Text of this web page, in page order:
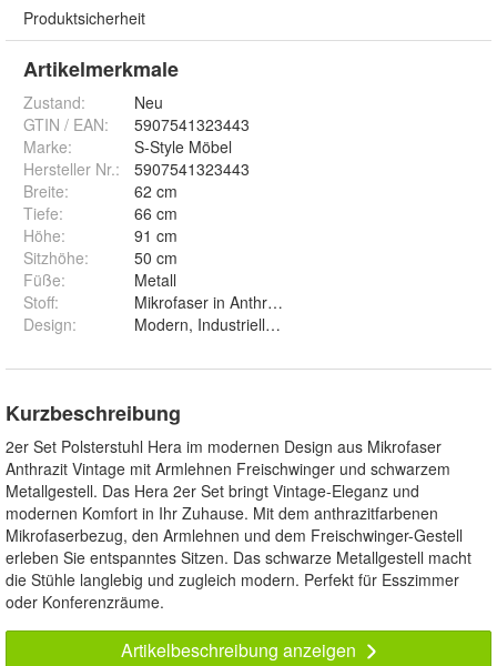
Produktsicherheit
Artikelmerkmale
Zustand:
Neu
GTIN / EAN:
5907541323443
Marke:
S-Style Möbel
Hersteller Nr.:
5907541323443
Breite:
62 cm
Tiefe:
66 cm
Höhe:
91 cm
Sitzhöhe:
50 cm
Füße:
Metall
Stoff:
Mikrofaser in Anthrazit Vintage
Design: Modern, Industriell, Elegant, Japandi
Kurzbeschreibung
2er Set Polsterstuhl Hera im modernen Design aus Mikrofaser
Anthrazit Vintage mit Armlehnen Freischwinger und schwarzem
Metallgestell. Das Hera 2er Set bringt Vintage-Eleganz und
modernen Komfort in Ihr Zuhause. Mit dem anthrazitfarbenen
Mikrofaserbezug, den Armlehnen und dem Freischwinger-Gestell
erleben Sie entspanntes Sitzen. Das schwarze Metallgestell macht
die Stühle langlebig und zugleich modern. Perfekt für Esszimmer
oder Konferenzräume.
Artikelbeschreibung anzeigen